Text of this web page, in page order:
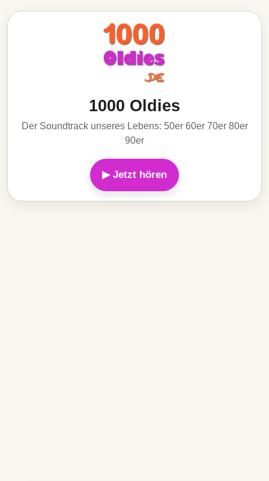
1000 Oldies
Der Soundtrack unseres Lebens: 50er 60er 70er 80er
90er
▶ Jetzt hören